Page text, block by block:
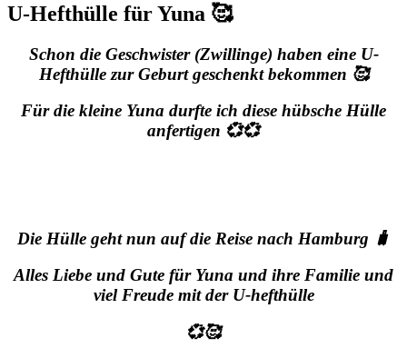
U-Hefthülle für Yuna 🥰
Schon die Geschwister (Zwillinge) haben eine U-
Hefthülle zur Geburt geschenkt bekommen 🥰
Für die kleine Yuna durfte ich diese hübsche Hülle
anfertigen 💞💞
Die Hülle geht nun auf die Reise nach Hamburg 🧳
Alles Liebe und Gute für Yuna und ihre Familie und
viel Freude mit der U-hefthülle
💞🥰